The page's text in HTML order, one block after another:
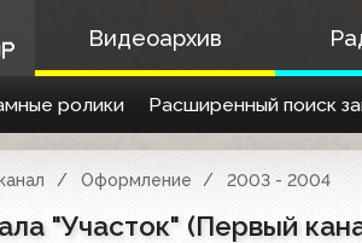
Видеоархив
ролики Расширенный поиск
Оформление 2003 - 2004
"Участок" (Первый